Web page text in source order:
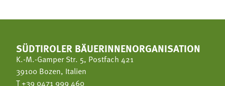
SÜDTIROLER BÄUERINNENORGANISATION
K.-M.-Gamper Str. 5, Postfach 421
39100 Bozen, Italien
T+39 0471 999 460